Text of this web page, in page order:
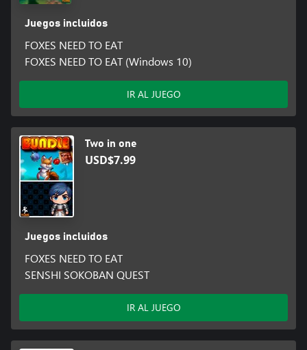
Juegos incluidos
FOXES NEED TO EAT
FOXES NEED TO EAT (Windows 10)
IR AL JUEGO
Two in one
USD$7.99
Juegos incluidos
FOXES NEED TO EAT
SENSHI SOKOBAN QUEST
IR AL JUEGO